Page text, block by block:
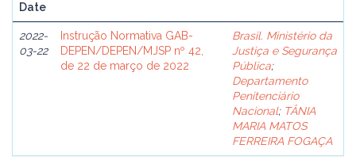
Date
2022-
03-22
Instrução Normativa GAB-
DEPEN/DEPEN/MJSP nº 42,
de 22 de março de 2022
Brasil. Ministério da
Justiça e Segurança
Pública;
Departamento
Penitenciário
Nacional; TÂNIA
MARIA MATOS
FERREIRA FOGAÇA